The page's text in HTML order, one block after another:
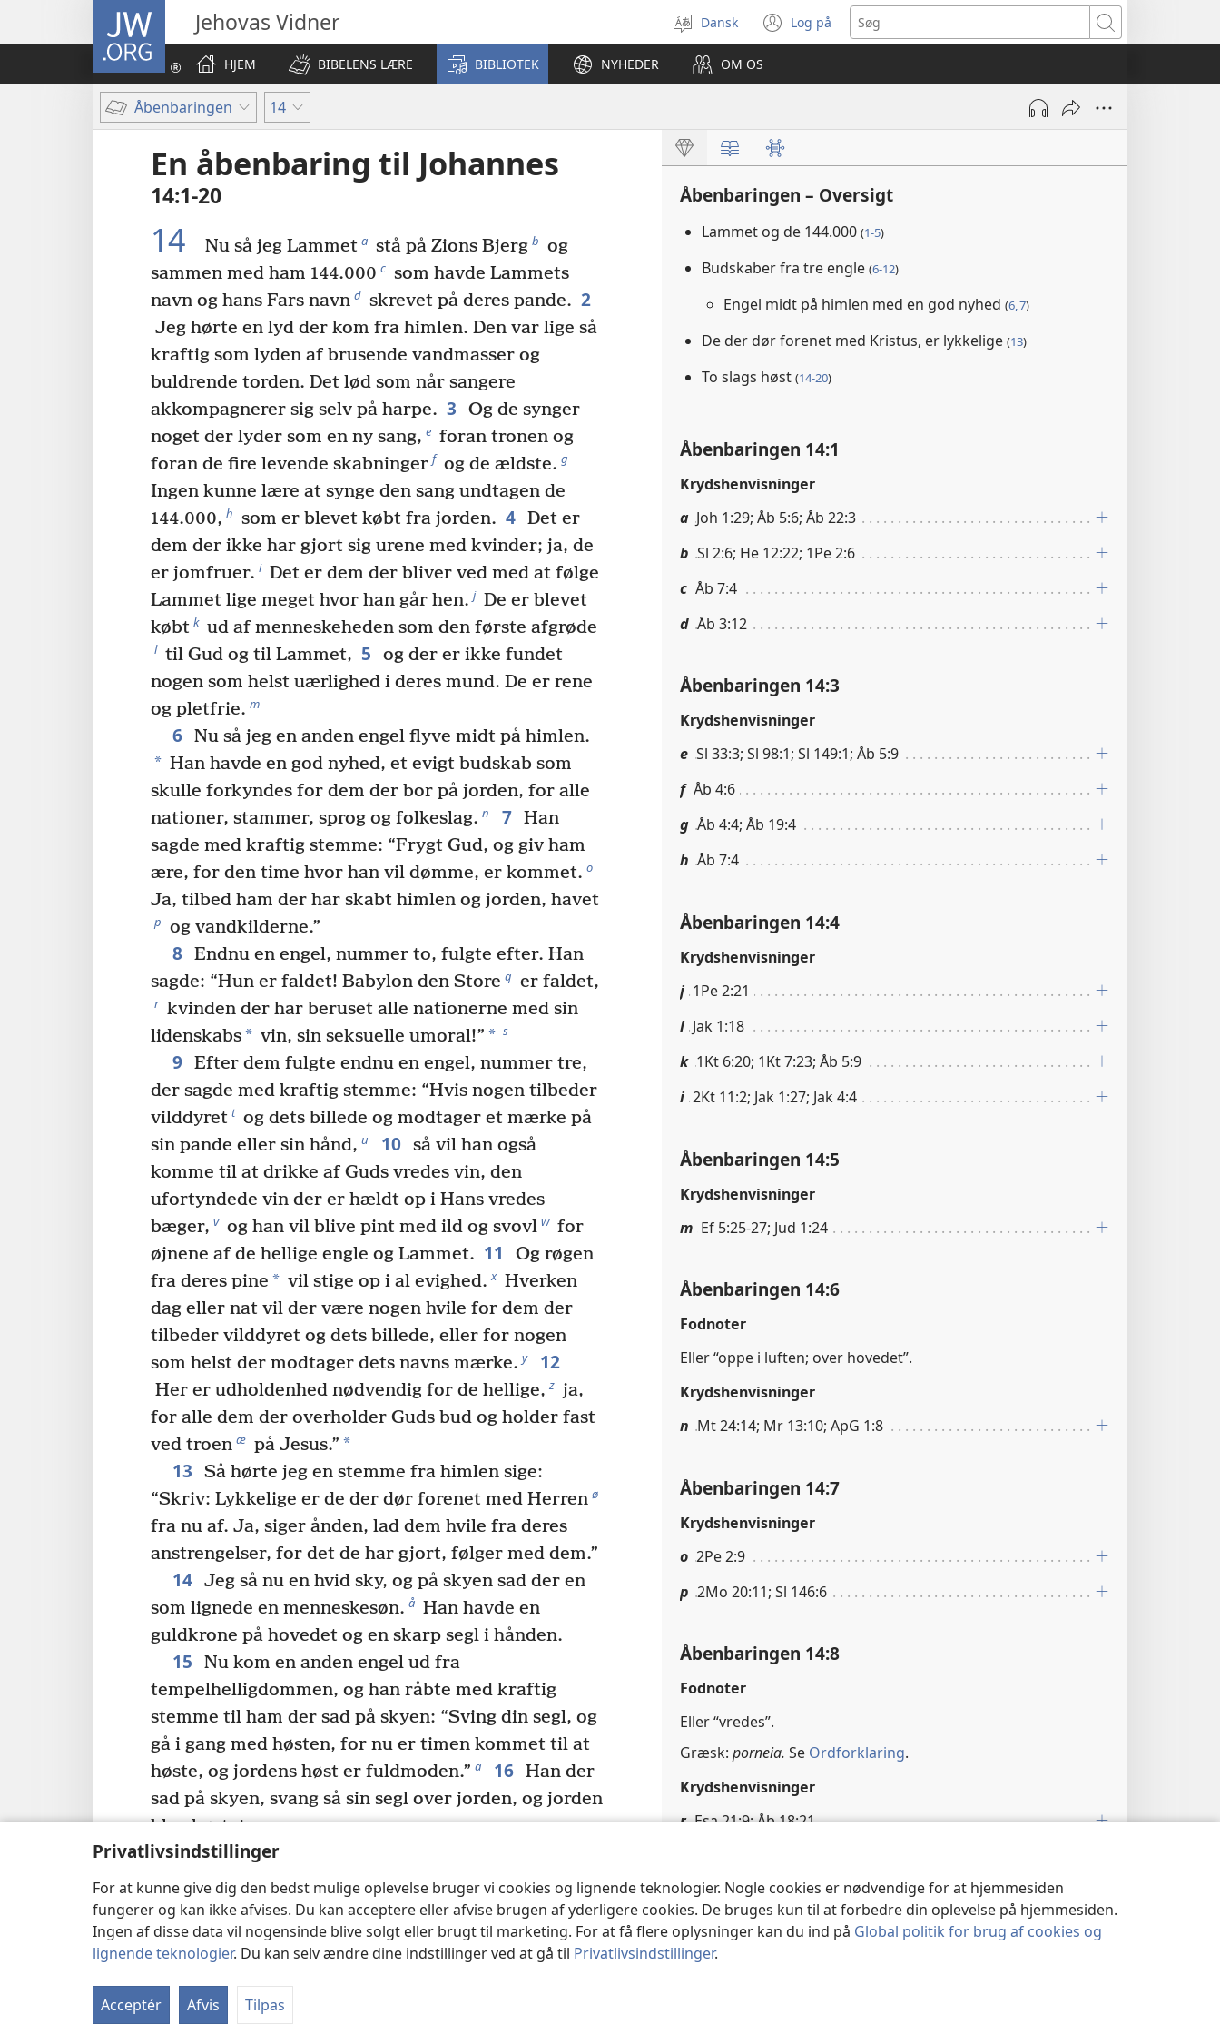
Privatlivsindstillinger
For at kunne give dig den bedst mulige oplevelse bruger vi cookies og lignende teknologier. Nogle cookies er nødvendige for at hjemmesiden
fungerer og kan ikke afvises. Du kan acceptere eller afvise brugen af yderligere cookies. De bruges kun til at forbedre din oplevelse på hjemmesiden.
Ingen af disse data vil nogensinde blive solgt eller brugt til marketing. For at få flere oplysninger kan du ind på Global politik for brug af cookies og
lignende teknologier. Du kan selv ændre dine indstillinger ved at gå til Privatlivsindstillinger.
Acceptér Afvis Tilpas
JW.ORG Jehovas Vidner
Vælg
sprog
Dansk Log på
(åbner
nyt
Søg
HJEM
BIBELENS LÆRE BIBLIOTEK NYHEDER OM OS
Åbenbaringen 14
En åbenbaring til Johannes
14:1-20
14 Nu så jeg Lammet a stå på Zions Bjerg b og
sammen med ham 144.000 c som havde Lammets
navn og hans Fars navn d skrevet på deres pande. 2
Jeg hørte en lyd der kom fra himlen. Den var lige så
kraftig som lyden af brusende vandmasser og
buldrende torden. Det lød som når sangere
akkompagnerer sig selv på harpe. 3
Og de synger
noget der lyder som en ny sang, e foran tronen og
foran de fire levende skabninger f og de ældste. g
Ingen kunne lære at synge den sang undtagen de
144.000, h som er blevet købt fra jorden. 4 Det er
dem der ikke har gjort sig urene med kvinder; ja, de
er jomfruer. i Det er dem der bliver ved med at følge
Lammet lige meget hvor han går hen. j De er blevet
købt k ud af menneskeheden som den første afgrøde
l til Gud og til Lammet, 5
og der er ikke fundet
nogen som helst uærlighed i deres mund. De er rene
og pletfrie. m
6 Nu så jeg en anden engel flyve midt på himlen.
* Han havde en god nyhed, et evigt budskab som
skulle forkyndes for dem der bor på jorden, for alle
nationer, stammer, sprog og folkeslag. n 7 Han
sagde med kraftig stemme: “Frygt Gud, og giv ham
ære, for den time hvor han vil dømme, er kommet. o
Ja, tilbed ham der har skabt himlen og jorden, havet
p og vandkilderne.”
8 Endnu en engel, nummer to, fulgte efter. Han
sagde: “Hun er faldet! Babylon den Store q er faldet,
r kvinden der har beruset alle nationerne med sin
lidenskabs* vin, sin seksuelle umoral!” * s
9 Efter dem fulgte endnu en engel, nummer tre,
der sagde med kraftig stemme: “Hvis nogen tilbeder
vilddyret t og dets billede og modtager et mærke på
sin pande eller sin hånd, u 10 så vil han også
komme til at drikke af Guds vredes vin, den
ufortyndede vin der er hældt op i Hans vredes
bæger, v og han vil blive pint med ild og svovl w for
øjnene af de hellige engle og Lammet. 11
Og røgen
fra deres pine * vil stige op i al evighed. x Hverken
dag eller nat vil der være nogen hvile for dem der
tilbeder vilddyret og dets billede, eller for nogen
som helst der modtager dets navns mærke. y 12
Her er udholdenhed nødvendig for de hellige, z ja,
for alle dem der overholder Guds bud og holder fast
ved troen æ på Jesus.” *
13
Så hørte jeg en stemme fra himlen sige:
“Skriv: Lykkelige er de der dør forenet med Herren ø
fra nu af. Ja, siger ånden, lad dem hvile fra deres
anstrengelser, for det de har gjort, følger med dem.”
14 Jeg så nu en hvid sky, og på skyen sad der en
som lignede en menneskesøn. å Han havde en
guldkrone på hovedet og en skarp segl i hånden.
15
Nu kom en anden engel ud fra
tempelhelligdommen, og han råbte med kraftig
stemme til ham der sad på skyen: “Sving din segl, og
gå i gang med høsten, for nu er timen kommet til at
høste, og jordens høst er fuldmoden.” a 16 Han der
sad på skyen, svang så sin segl over jorden, og jorden
blev høstet.
17 Der kom så endnu en engel ud fra
tempelhelligdommen i himlen, og han havde også en
skarp segl.
18 En anden engel igen kom ud fra altret. Han
havde myndighed over ilden. Han råbte højt til ham
der havde den skarpe segl: “Gå i gang med din
skarpe segl, og høst klaserne på jordens vinstok, for
Åbenbaringen – Oversigt
Lammet og de 144.000 (1-5)
Budskaber fra tre engle (6-12)
Engel midt på himlen med en god nyhed (6, 7)
De der dør forenet med Kristus, er lykkelige (13)
To slags høst (14-20)
Åbenbaringen 14:1
Krydshenvisninger
a Joh 1:29; Åb 5:6; Åb 22:3
b Sl 2:6; He 12:22; 1Pe 2:6
c Åb 7:4
d Åb 3:12
Åbenbaringen 14:3
Krydshenvisninger
e Sl 33:3; Sl 98:1; Sl 149:1; Åb 5:9
f Åb 4:6
g Åb 4:4; Åb 19:4
h Åb 7:4
Åbenbaringen 14:4
Krydshenvisninger
j 1Pe 2:21
l Jak 1:18
k 1Kt 6:20; 1Kt 7:23; Åb 5:9
i 2Kt 11:2; Jak 1:27; Jak 4:4
Åbenbaringen 14:5
Krydshenvisninger
m Ef 5:25-27; Jud 1:24
Åbenbaringen 14:6
Fodnoter
Eller “oppe i luften; over hovedet”.
Krydshenvisninger
n Mt 24:14; Mr 13:10; ApG 1:8
Åbenbaringen 14:7
Krydshenvisninger
o 2Pe 2:9
p 2Mo 20:11; Sl 146:6
Åbenbaringen 14:8
Fodnoter
Eller “vredes”.
Græsk: porneia. Se Ordforklaring.
Krydshenvisninger
r Esa 21:9; Åb 18:21
s Jer 51:7, 8; Åb 17:1, 2; Åb 18:2, 3
Åbenbaringen 14:9